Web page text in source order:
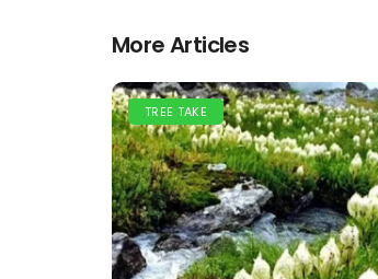
More Articles
TREE TAKE